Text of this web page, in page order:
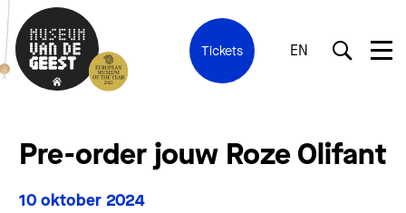
Tickets EN
Pre-order jouw Roze Olifant
10 oktober 2024